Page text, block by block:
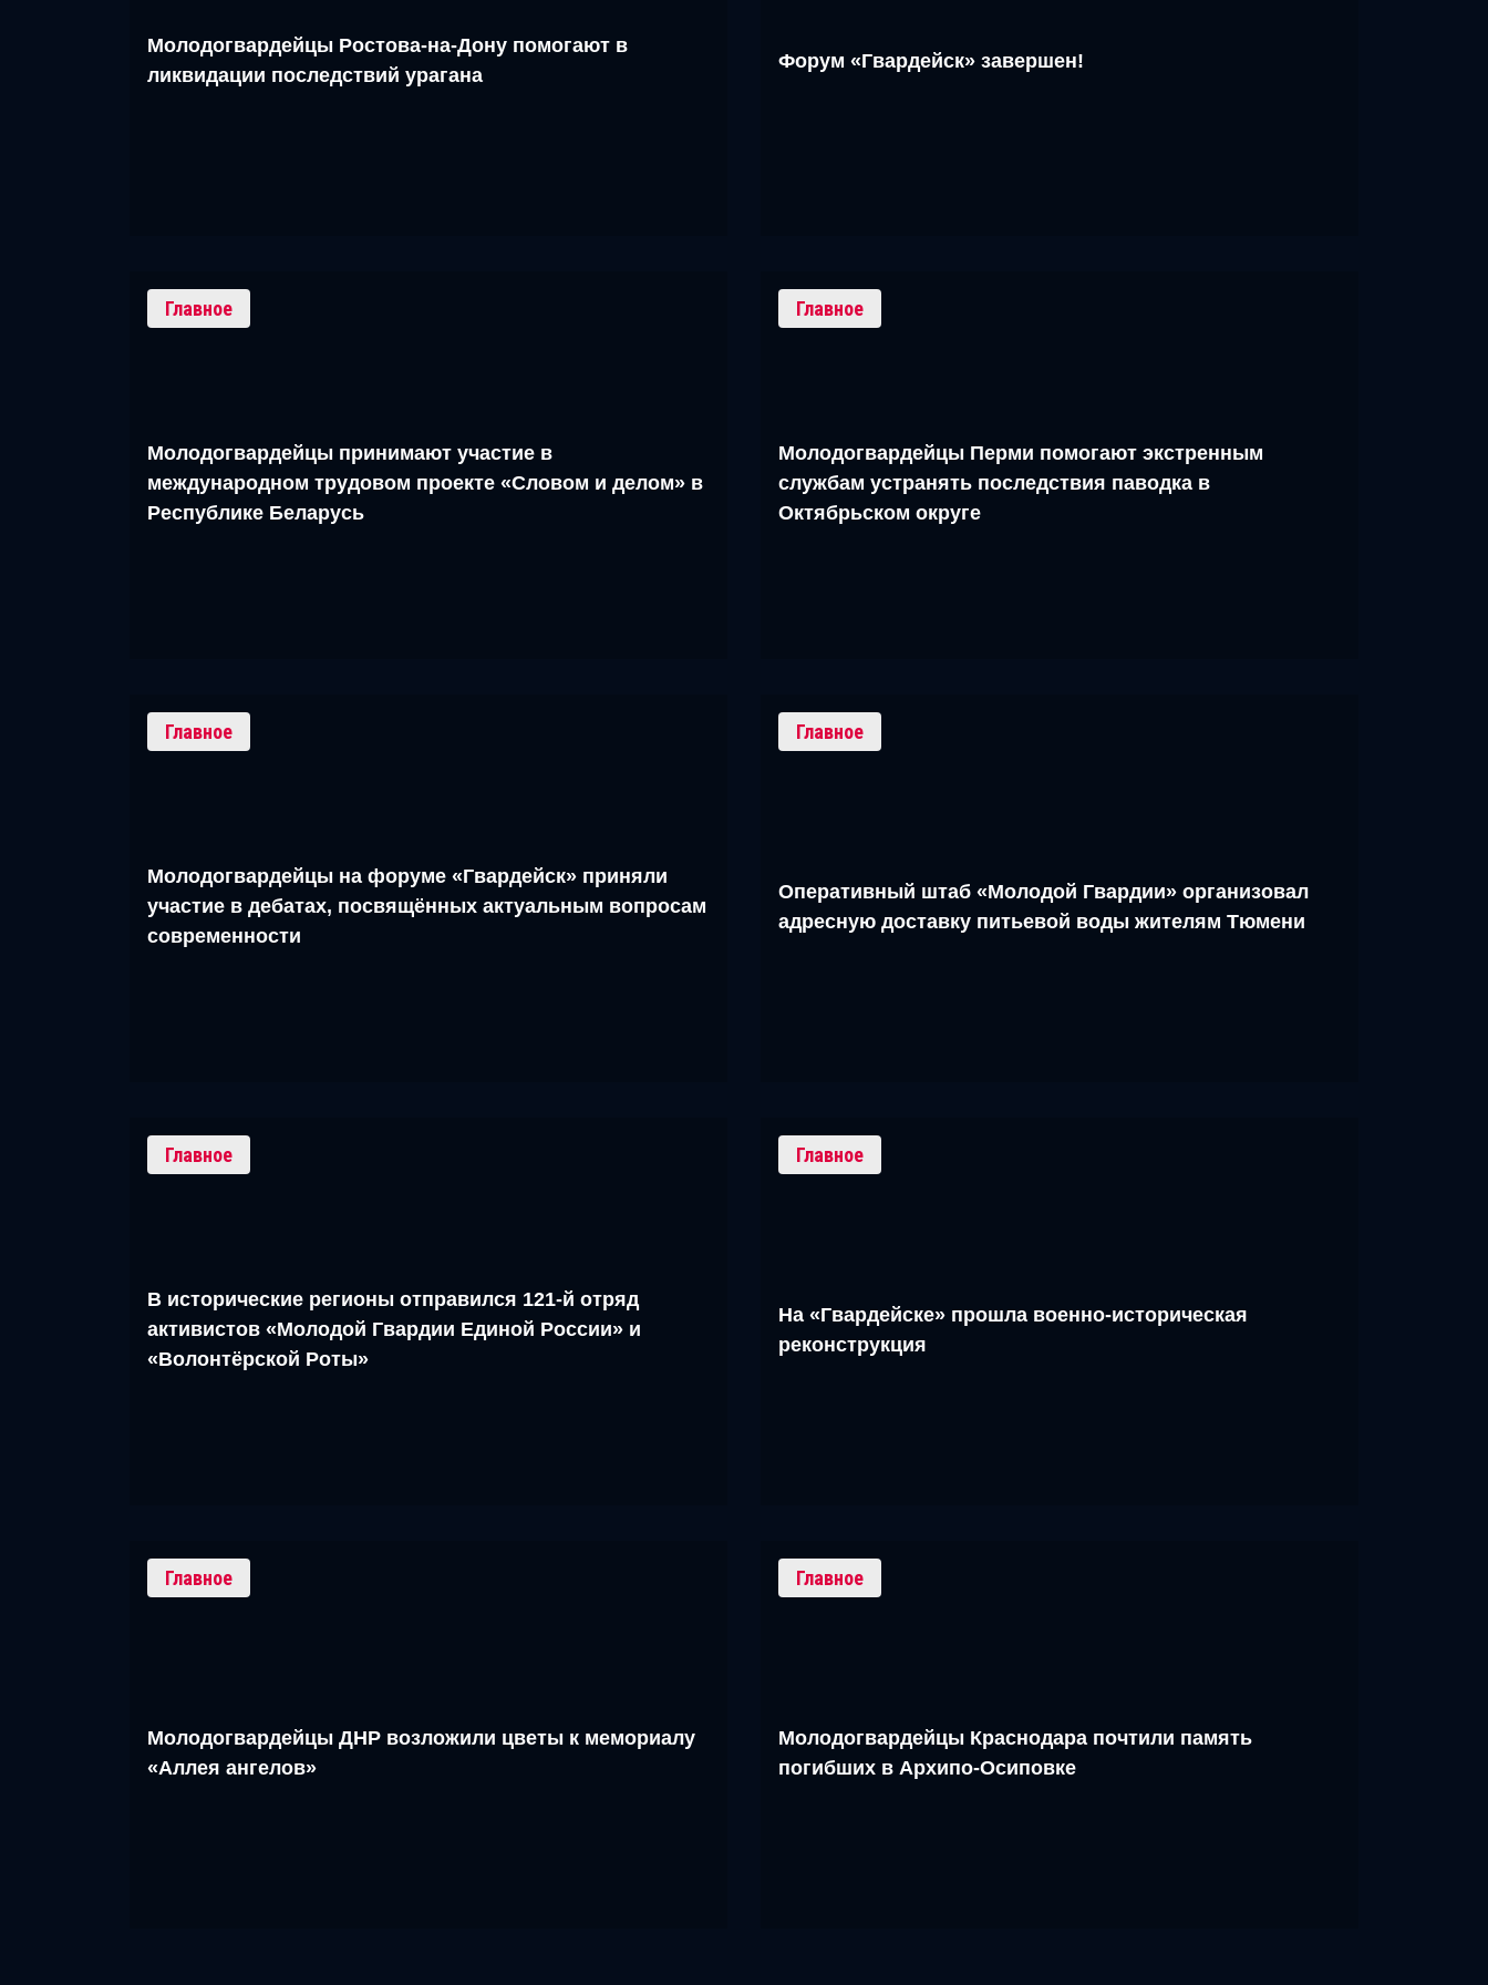
Молодогвардейцы Ростова-на-Дону помогают в
ликвидации последствий урагана
Форум «Гвардейск» завершен!
Главное
Молодогвардейцы принимают участие в
международном трудовом проекте «Словом и делом» в
Республике Беларусь
Главное
Молодогвардейцы Перми помогают экстренным
службам устранять последствия паводка в
Октябрьском округе
Главное
Молодогвардейцы на форуме «Гвардейск» приняли
участие в дебатах, посвящённых актуальным вопросам
современности
Главное
Оперативный штаб «Молодой Гвардии» организовал
адресную доставку питьевой воды жителям Тюмени
Главное
В исторические регионы отправился 121-й отряд
активистов «Молодой Гвардии Единой России» и
«Волонтёрской Роты»
Главное
На «Гвардейске» прошла военно-историческая
реконструкция
Главное
Молодогвардейцы ДНР возложили цветы к мемориалу
«Аллея ангелов»
Главное
Молодогвардейцы Краснодара почтили память
погибших в Архипо-Осиповке